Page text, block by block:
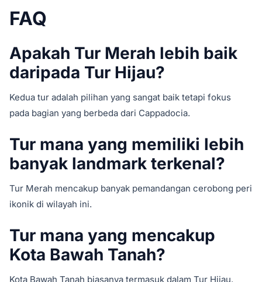
FAQ
Apakah Tur Merah lebih baik
daripada Tur Hijau?
Kedua tur adalah pilihan yang sangat baik tetapi fokus
pada bagian yang berbeda dari Cappadocia.
Tur mana yang memiliki lebih
banyak landmark terkenal?
Tur Merah mencakup banyak pemandangan cerobong peri
ikonik di wilayah ini.
Tur mana yang mencakup
Kota Bawah Tanah?
Kota Bawah Tanah biasanya termasuk dalam Tur Hijau.